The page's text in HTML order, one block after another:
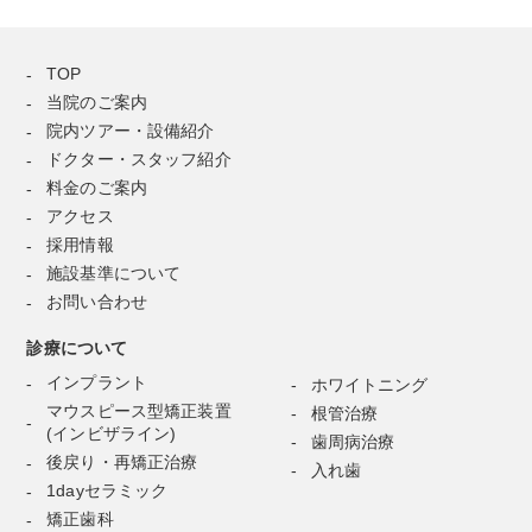
TOP
当院のご案内
院内ツアー・設備紹介
ドクター・スタッフ紹介
料金のご案内
アクセス
採用情報
施設基準について
お問い合わせ
診療について
インプラント
マウスピース型矯正装置
(インビザライン)
後戻り・再矯正治療
1dayセラミック
矯正歯科
ホワイトニング
根管治療
歯周病治療
入れ歯